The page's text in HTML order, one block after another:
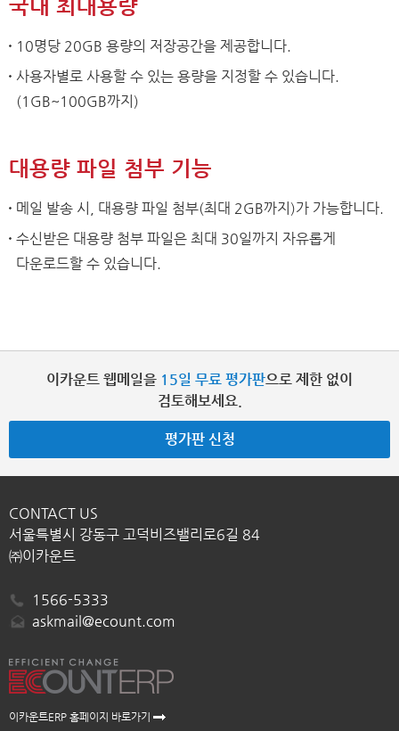
국내 최대용량
10명당 20GB 용량의 저장공간을 제공합니다.
사용자별로 사용할 수 있는 용량을 지정할 수 있습니다.
(1GB~100GB까지)
대용량 파일 첨부 기능
메일 발송 시, 대용량 파일 첨부(최대 2GB까지)가 가능합니다.
수신받은 대용량 첨부 파일은 최대 30일까지 자유롭게
다운로드할 수 있습니다.
이카운트 웹메일을 15일 무료 평가판으로 제한 없이
검토해보세요.
평가판 신청
CONTACT US
서울특별시 강동구 고덕비즈밸리로6길 84
㈜이카운트
1566-5333
askmail@ecount.com
이카운트ERP 홈페이지 바로가기